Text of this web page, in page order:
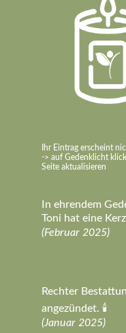
Ihr Eintrag erscheint
-> auf Gedenklicht
Seite aktualisieren
In ehrendem
Toni hat eine
(Februar 2025)
Rechter
angezündet. 🕯️
(Januar 2025)